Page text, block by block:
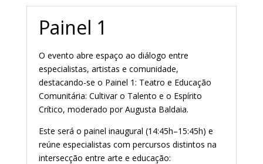
Painel 1
O evento abre espaço ao diálogo entre
especialistas, artistas e comunidade,
destacando-se o Painel 1: Teatro e Educação
Comunitária: Cultivar o Talento e o Espírito
Crítico, moderado por Augusta Baldaia.
Este será o painel inaugural (14:45h–15:45h) e
reúne especialistas com percursos distintos na
intersecção entre arte e educação: